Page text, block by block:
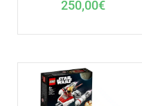
250,00€